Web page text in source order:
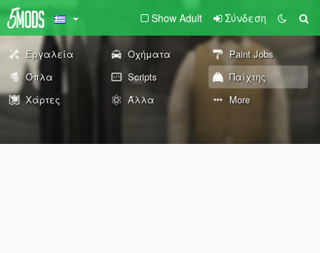
Show Adult Σύνδεση
Εργαλεία Οχήματα
Paint Jobs
Όπλα
Scripts
Παίχτης
Χάρτες
Άλλα More